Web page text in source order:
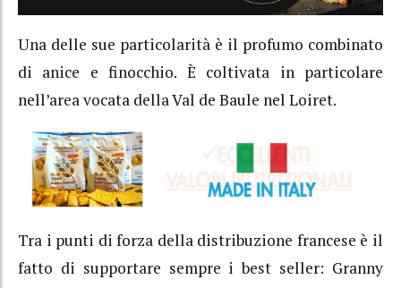
Una delle sue particolarità è il profumo combinato
di anice e finocchio. È coltivata in particolare
nell’area vocata della Val de Baule nel Loiret.
Tra i punti di forza della distribuzione francese è il
fatto di supportare sempre i best seller: Granny